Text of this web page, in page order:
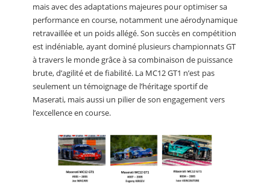
mais avec des adaptations majeures pour optimiser sa
performance en course, notamment une aérodynamique
retravaillée et un poids allégé. Son succès en compétition
est indéniable, ayant dominé plusieurs championnats GT
à travers le monde grâce à sa combinaison de puissance
brute, d’agilité et de fiabilité. La MC12 GT1 n’est pas
seulement un témoignage de l’héritage sportif de
Maserati, mais aussi un pilier de son engagement vers
l’excellence en course.